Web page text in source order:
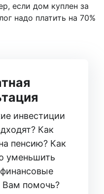
если дом куплен за
надо платить на 70%
инвестиции
Как
пенсию? Как
уменьшить
Вам помочь?